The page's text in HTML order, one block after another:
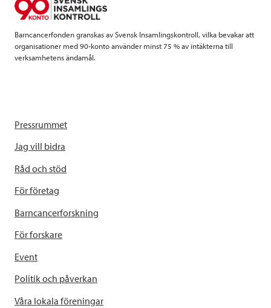
k
Barncancerfonden granskas av Svensk Insamlingskontroll, vilka bevakar att
organisationer med 90-konto använder minst 75 % av intäkterna till
verksamhetens ändamål.
Pressrummet
Jag vill bidra
Råd och stöd
För företag
Barncancerforskning
För forskare
Event
Politik och påverkan
Våra lokala föreningar